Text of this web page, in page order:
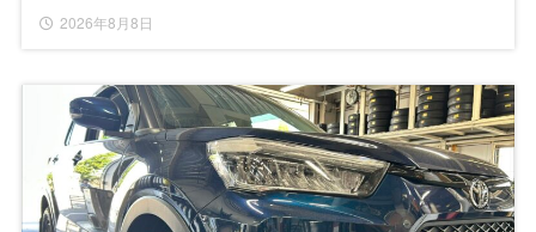
2026年8月8日